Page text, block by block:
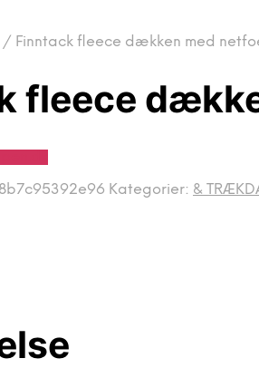
/ Finntack fleece dækken med
fleece
8b7c95392e96 Kategorier: &